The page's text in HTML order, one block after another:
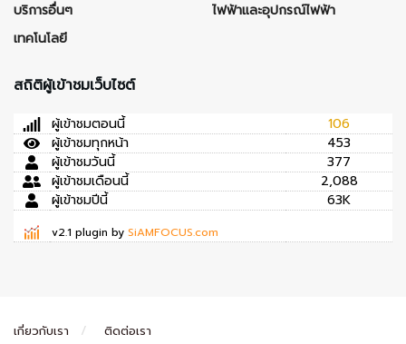
บริการอื่นๆ
เทคโนโลยี
ไฟฟ้าและอุปกรณ์ไฟฟ้า
สถิติผู้เข้าชมเว็บไซต์
ผู้เข้าชมตอนนี้
106
ผู้เข้าชมทุกหน้า
453
ผู้เข้าชมวันนี้
377
ผู้เข้าชมเดือนนี้
2,088
ผู้เข้าชมปีนี้
63K
v2.1 plugin by SiAMFOCUS.com
เกี่ยวกับเรา ติดต่อเรา